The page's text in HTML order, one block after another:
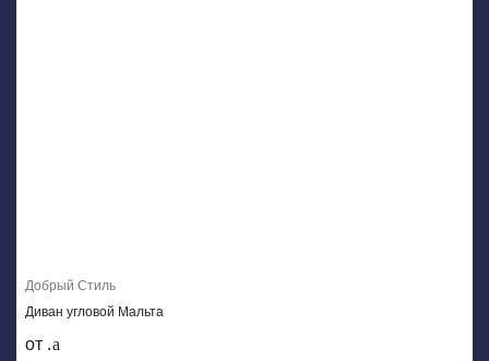
Добрый Стиль
Диван угловой Мальта
от .